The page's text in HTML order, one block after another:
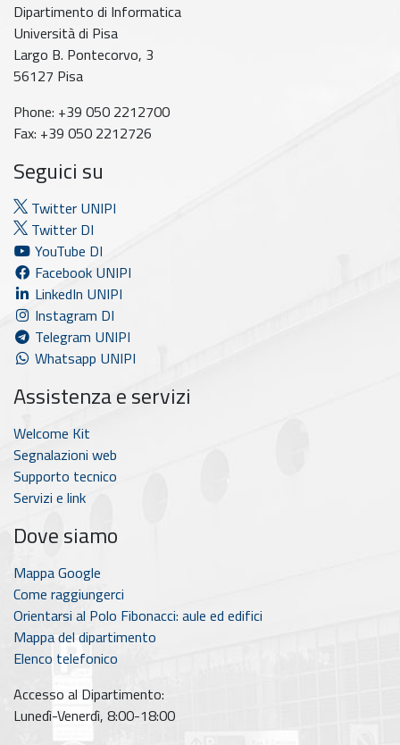
Dipartimento di Informatica
Università di Pisa
Largo B. Pontecorvo, 3
56127 Pisa
Phone: +39 050 2212700
Fax: +39 050 2212726
Seguici su
Twitter UNIPI
Twitter DI
YouTube DI
Facebook UNIPI
LinkedIn UNIPI
Instagram DI
Telegram UNIPI
Whatsapp UNIPI
Assistenza e servizi
Welcome Kit
Segnalazioni web
Supporto tecnico
Servizi e link
Dove siamo
Mappa Google
Come raggiungerci
Orientarsi al Polo Fibonacci: aule ed edifici
Mappa del dipartimento
Elenco telefonico
Accesso al Dipartimento:
Lunedì-Venerdì, 8:00-18:00